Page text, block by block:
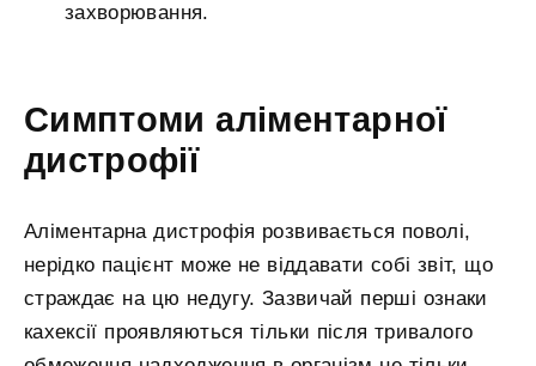
захворювання.
Симптоми аліментарної
дистрофії
Аліментарна дистрофія розвивається поволі,
нерідко пацієнт може не віддавати собі звіт, що
страждає на цю недугу. Зазвичай перші ознаки
кахексії проявляються тільки після тривалого